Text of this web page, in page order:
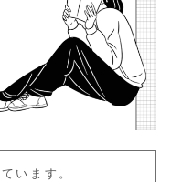
います。